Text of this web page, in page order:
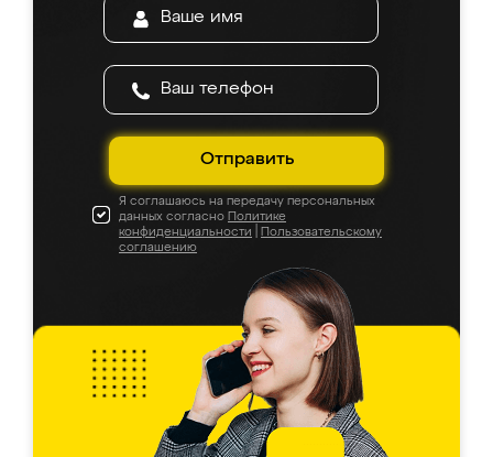
Отправить
Я соглашаюсь на передачу персональных
данных согласно Политике
конфиденциальности
Пользовательскому
соглашению